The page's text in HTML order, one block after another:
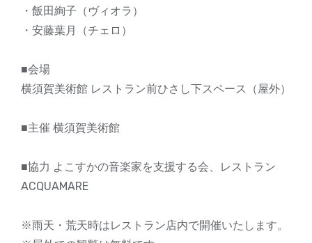
・飯田絢子（ヴィオラ）
・安藤葉月（チェロ）
■会場
横須賀美術館 レストラン前ひさし下スペース（屋外）
■主催 横須賀美術館
■協力 よこすかの音楽家を支援する会、レストラン
ACQUAMARE
※雨天・荒天時はレストラン店内で開催いたします。